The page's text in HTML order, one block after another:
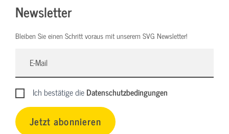
Newsletter
Bleiben Sie einen Schritt voraus mit unserem SVG Newsletter!
Ich bestätige dieDatenschutzbedingungen
Jetzt abonnieren